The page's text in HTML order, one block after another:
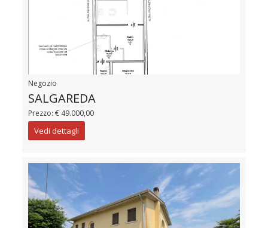
Negozio
SALGAREDA
Prezzo: € 49.000,00
Vedi dettagli